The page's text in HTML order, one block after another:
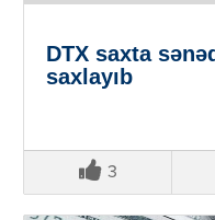
DTX saxta
saxlayıb
3